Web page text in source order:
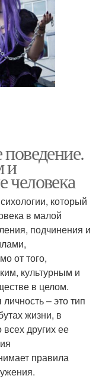
и
человека
который
в малой
подчинения и
от того,
культурным и
в целом.
– это тип
жизни, в
других ее
правила